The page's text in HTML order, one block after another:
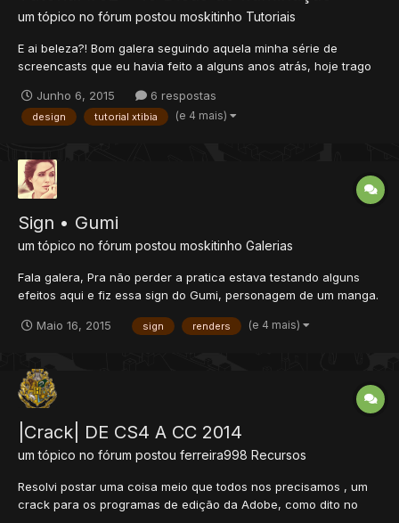
um tópico no fórum postou moskitinho Tutoriais
E ai beleza?! Bom galera seguindo aquela minha série de
screencasts que eu havia feito a alguns anos atrás, hoje trago
que está começando, ter uma noção do que pode ser usado.
São 10 dicas muito boas que podem dar uma força na hora de...
Junho 6, 2015 6 respostas
design tutorial xtibia (e 4 mais)
Sign • Gumi
um tópico no fórum postou moskitinho Galerias
Fala galera, Pra não perder a pratica estava testando alguns
efeitos aqui e fiz essa sign do Gumi, personagem de um manga.
O que usei: - Background (Smudge + Textura + C4D + Nebulas
Maio 16, 2015 sign renders (e 4 mais)
|Crack| DE CS4 A CC 2014
um tópico no fórum postou ferreira998 Recursos
Resolvi postar uma coisa meio que todos nos precisamos , um
crack para os programas de edição da Adobe, como dito no